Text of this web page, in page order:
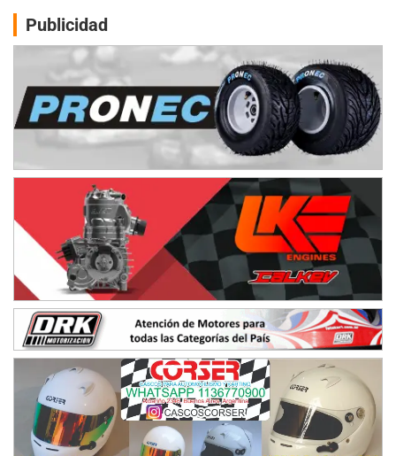
CSK - F7
Juventud Unida (Tierra)
Humboldt (Santa Fe)
NORESTE SANTAFESINO - F6
Ciudad de Avellaneda (Asfalto)
Avellaneda (Santa Fe)
SUR SANTAFESINO - F4
José Samuel Sánchez (Tierra)
Rufino (Santa Fe)
TUCUMANO - F5
Juan Navarro (Asfalto)
El Timbó (Tucumán)
COBERTURA ESPECIAL DE E-KART.COM.AR
08/09-AGO
IAME SERIES ARGENTINA 6
Ramiro Tot (Asfalto)
Baradero (Buenos Aires)
KDO - F6
Ciudad de Trenque Lauquen (Asfalto)
Trenque Lauquen (Buenos Aires)
Publicidad